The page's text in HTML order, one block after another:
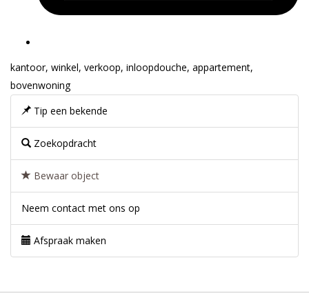
kantoor, winkel, verkoop, inloopdouche, appartement,
bovenwoning
Tip een bekende
Zoekopdracht
Bewaar object
Neem contact met ons op
Afspraak maken